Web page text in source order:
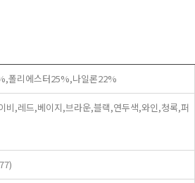
폴리에스터25%,나일론22%
비,레드,베이지,브라운,블랙,연두색,와인,청록,퍼